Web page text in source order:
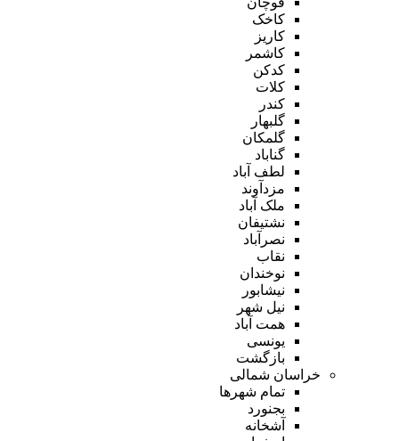
کاخک
کاریز
کاشمر
کدکن
کلات
کندر
گلبهار
گلمکان
گناباد
لطف آباد
مزدآوند
ملک آباد
نشتیفان
نصرآباد
نقاب
نوخندان
نیشابور
نیل شهر
همت آباد
یونسی
بازگشت
خراسان شمالی
تمام شهر‌ها
بجنورد
آشخانه